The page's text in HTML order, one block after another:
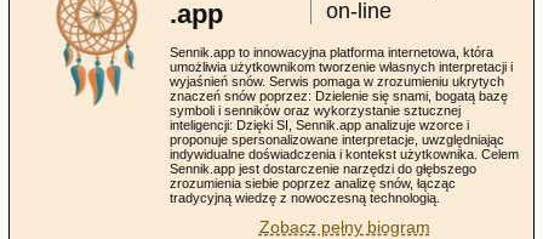
.app
on-line
Sennik.app to innowacyjna platforma internetowa, która
umożliwia użytkownikom tworzenie własnych interpretacji i
wyjaśnień snów. Serwis pomaga w zrozumieniu ukrytych
znaczeń snów poprzez: Dzielenie się snami, bogatą bazę
symboli i senników oraz wykorzystanie sztucznej
inteligencji: Dzięki SI, Sennik.app analizuje wzorce i
proponuje spersonalizowane interpretacje, uwzględniając
indywidualne doświadczenia i kontekst użytkownika. Celem
Sennik.app jest dostarczenie narzędzi do głębszego
zrozumienia siebie poprzez analizę snów, łącząc
tradycyjną wiedzę z nowoczesną technologią.
Zobacz pełny biogram